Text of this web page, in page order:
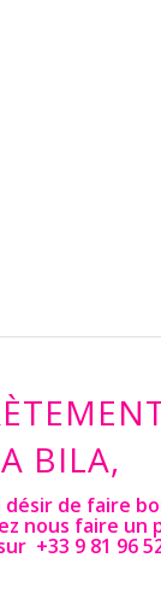
BILA,
de faire
nous faire
+33 9 81 96